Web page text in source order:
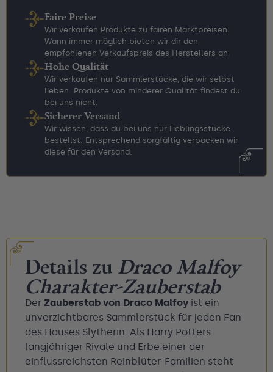
Faire Preise
Wir verkaufen Produkte zu fairen Marktpreisen.
Wann immer möglich bieten wir dir den
empfohlenen Verkaufspreis des Herstellers an.
Hohe Qualität
Wir verkaufen nur Sammlerstücke, die wir selbst
lieben. Produkte von minderer Qualität findest du
bei uns nicht.
Sicherer Versand
Wir wissen, dass du bei uns nur Lieblingsstücke
bestellst. Entsprechend sorgfältig verpacken wir
diese für den Versand.
Details zu Draco Malfoy
Charakter-Zauberstab
Der Zauberstab von Draco Malfoy ist ein
unverzichtbares Sammlerstück für jeden Fan
des Hauses Slytherin. Als Harry Potters
langjähriger Rivale und Erbe einer der
einflussreichsten Reinblüter-Familien steht